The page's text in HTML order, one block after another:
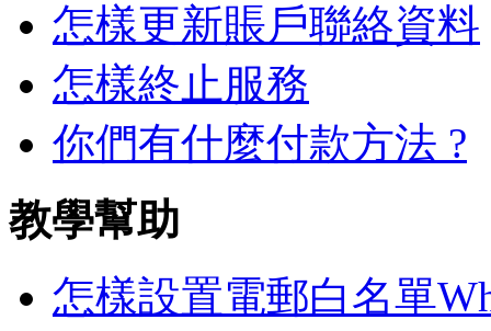
怎樣更新賬戶聯絡資料
怎樣終止服務
你們有什麼付款方法 ?
教學幫助
怎樣設置電郵白名單